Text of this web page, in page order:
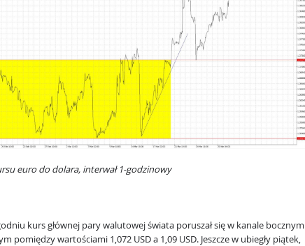
euro do dolara, interwał 1-godzinowy
kurs głównej pary walutowej świata poruszał się w kanale bocznym
pomiędzy wartościami 1,072 USD a 1,09 USD. Jeszcze w ubiegły piątek,